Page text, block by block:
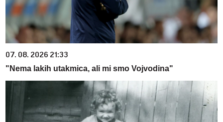
07. 08. 2026 21:33
"Nema lakih utakmica, ali mi smo Vojvodina"